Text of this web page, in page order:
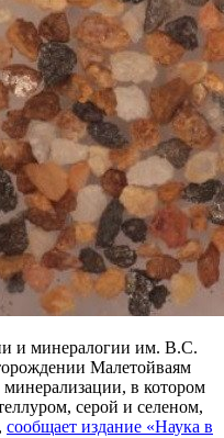
и минералогии им. В.С.
Малетойваям
в котором
серой и селеном,
сообщает издание «Наука в